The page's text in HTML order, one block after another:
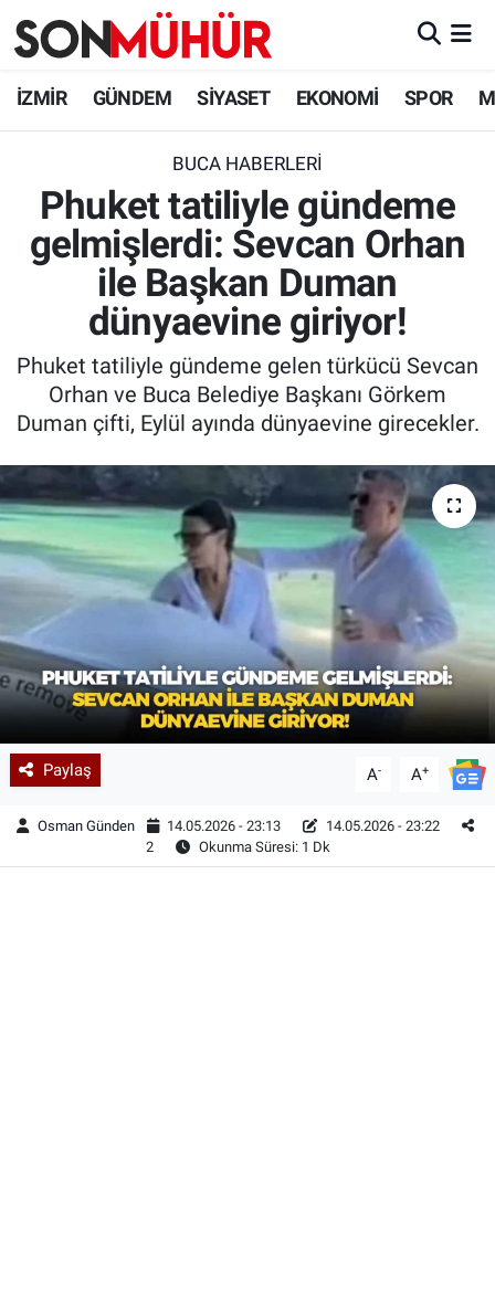
İZMİR GÜNDEM SİYASET EKONOMİ SPOR
BUCA HABERLERI
Phuket tatiliyle gündeme
gelmişlerdi: Sevcan Orhan
ile Başkan Duman
dünyaevine giriyor!
Phuket tatiliyle gündeme gelen türkücü Sevcan
Orhan ve Buca Belediye Başkanı Görkem
Duman çifti, Eylül ayında dünyaevine girecekler.
Paylaş A- A+
Osman Günden 14.05.2026 - 23:13
14.05.2026 - 23:22
2
Okunma Süresi: 1 Dk
İzmir Nöbetçi Eczaneler
İzmir Namaz Vakitleri
İzmir Trafik Yoğunluk Haritası
Süper Lig Puan Durumu ve Fikstür
Tüm Manşetler
Son Dakika Haberleri
Haber Arşivi